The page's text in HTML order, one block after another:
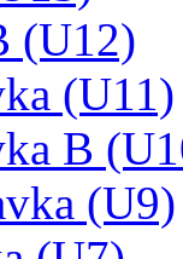
(U12)
(U11)
B
(U9)